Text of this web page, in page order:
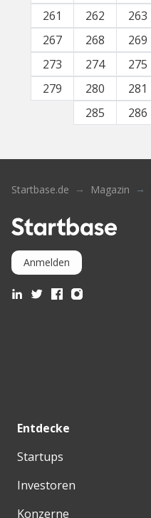
261
262 263
267
268 269
273
274 275
279
280 281
285
286
Startbase.de Magazin
Anmelden
Entdecke
Startups
Investoren
Konzerne